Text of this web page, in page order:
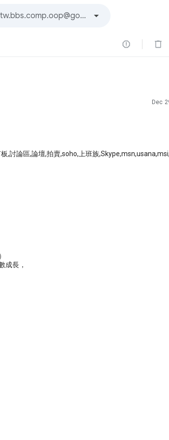
Dec
,討論區,論壇,拍賣,soho,上班族
成長，